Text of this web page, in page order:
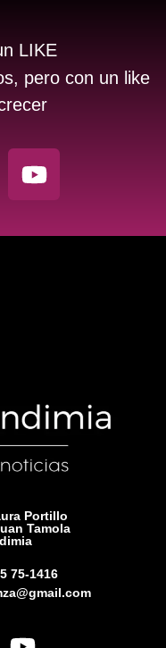
LIKE
pero con un like
Portillo
Tamola
75-1416